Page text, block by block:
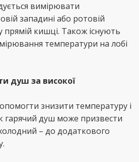
вимірювати
западині або ротовій
прямій кишці. Також існують
температури на лобі
душ за високої
знизити температуру і
гарячий душ може призвести
– до додаткового